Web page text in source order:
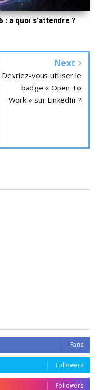
: à quoi s’attendre ?
Next
Devriez-vous utiliser le
badge « Open To
Work » sur LinkedIn ?
Fans
Followers
Followers